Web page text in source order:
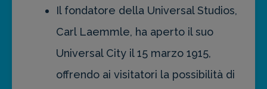
Il fondatore della Universal Studios,
Carl Laemmle, ha aperto il suo
Universal City il 15 marzo 1915,
offrendo ai visitatori la possibilità di